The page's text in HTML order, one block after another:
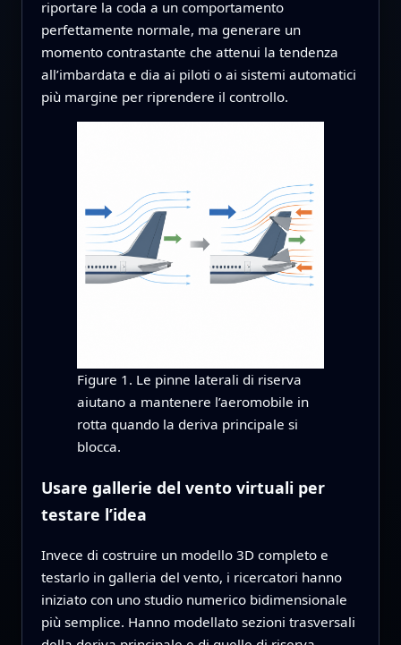
riportare la coda a un comportamento
perfettamente normale, ma generare un
momento contrastante che attenui la tendenza
all’imbardata e dia ai piloti o ai sistemi automatici
più margine per riprendere il controllo.
Figure 1. Le pinne laterali di riserva
aiutano a mantenere l’aeromobile in
rotta quando la deriva principale si
blocca.
Usare gallerie del vento virtuali per
testare l’idea
Invece di costruire un modello 3D completo e
testarlo in galleria del vento, i ricercatori hanno
iniziato con uno studio numerico bidimensionale
più semplice. Hanno modellato sezioni trasversali